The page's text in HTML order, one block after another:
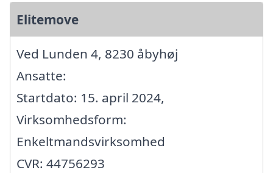
Elitemove
Ved Lunden 4, 8230 åbyhøj
Ansatte:
Startdato: 15. april 2024,
Virksomhedsform:
Enkeltmandsvirksomhed
CVR: 44756293